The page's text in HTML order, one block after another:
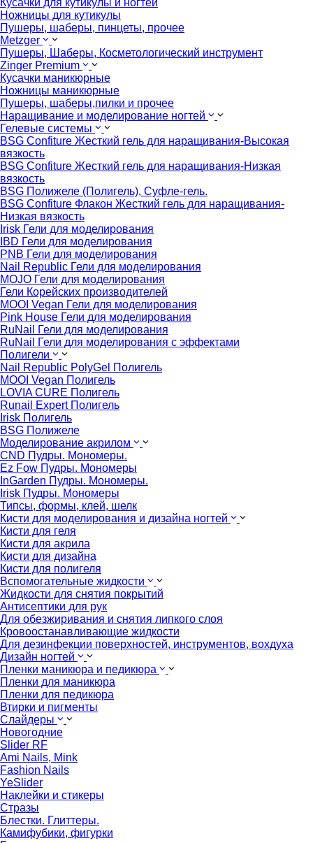
Кусачки для кутикулы и ногтей
Ножницы для кутикулы
Пушеры, шаберы, пинцеты, прочее
Metzger
Пушеры, Шаберы, Косметологический инструмент
Zinger Premium
Кусачки маникюрные
Ножницы маникюрные
Пушеры, шаберы,пилки и прочее
Наращивание и моделирование ногтей
Гелевые системы
BSG Confiture Жесткий гель для наращивания-Высокая
вязкость
BSG Confiture Жесткий гель для наращивания-Низкая
вязкость
BSG Полижеле (Полигель), Суфле-гель.
BSG Confiture Флакон Жесткий гель для наращивания-
Низкая вязкость
Irisk Гели для моделирования
IBD Гели для моделирования
PNB Гели для моделирования
Nail Republic Гели для моделирования
MOJO Гели для моделирования
Гели Корейских производителей
MOOI Vegan Гели для моделирования
Pink House Гели для моделирования
RuNail Гели для моделирования
RuNail Гели для моделирования с эффектами
Полигели
Nail Republic PolyGel Полигель
MOOI Vegan Полигель
LOVIA CURE Полигель
Runail Expert Полигель
Irisk Полигель
BSG Полижеле
Моделирование акрилом
CND Пудры. Мономеры.
Ez Fow Пудры. Мономеры
InGarden Пудры. Мономеры.
Irisk Пудры. Мономеры
Типсы, формы, клей, шелк
Кисти для моделирования и дизайна ногтей
Кисти для геля
Кисти для акрила
Кисти для дизайна
Кисти для полигеля
Вспомогательные жидкости
Жидкости для снятия покрытий
Антисептики для рук
Для обезжиривания и снятия липкого слоя
Кровоостанавливающие жидкости
Для дезинфекции поверхностей, инструментов, вохдуха
Дизайн ногтей
Пленки маникюра и педикюра
Пленки для маникюра
Пленки для педикюра
Втирки и пигменты
Слайдеры
Новогодние
Slider RF
Ami Nails, Mink
Fashion Nails
YeSlider
Наклейки и стикеры
Стразы
Блестки. Глиттеры.
Камифубики, фигурки